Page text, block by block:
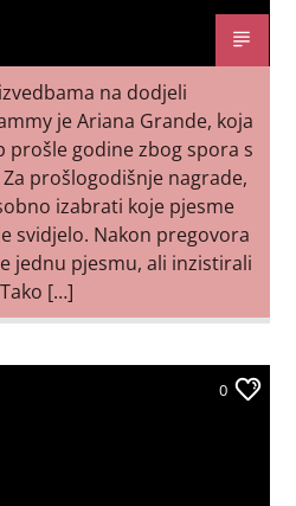
na dodjeli
je Ariana Grande, koja
prošle godine zbog spora s
prošlogodišnje nagrade,
izabrati koje pjesme
svidjelo. Nakon pregovora
jednu pjesmu, ali inzistirali
[…]
0